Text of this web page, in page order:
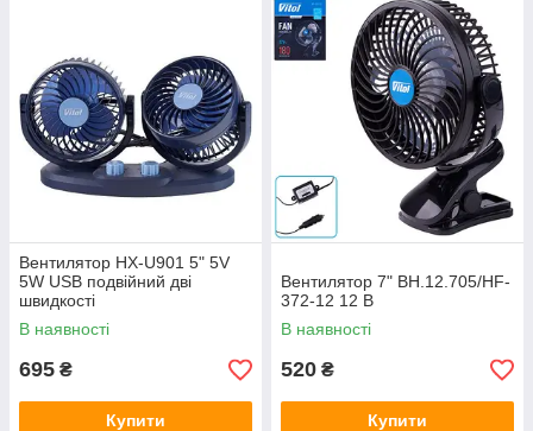
Вентилятор HX-U901 5" 5V
5W USB подвійний дві
швидкості
В наявності
695 ₴
Купити
Вентилятор 7" ВН.12.705/HF-
372-12 12 В
В наявності
520 ₴
Купити